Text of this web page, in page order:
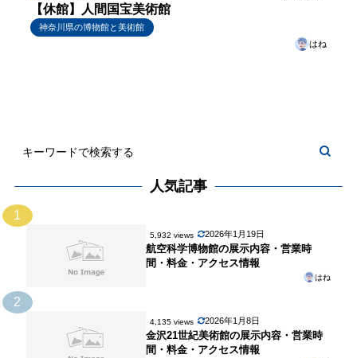
【休館】人間国宝美術館
神奈川県の博物館と美術館
はね
人気記事
1
5,932 views 2026年1月19日
航空科学博物館の展示内容・営業時
間・料金・アクセス情報
はね
2
4,135 views 2026年1月8日
金沢21世紀美術館の展示内容・営業時
間・料金・アクセス情報